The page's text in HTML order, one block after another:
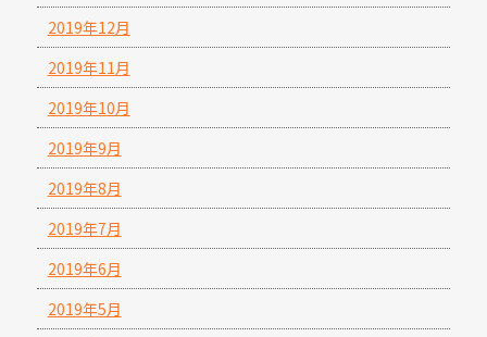
2019年12月
2019年11月
2019年10月
2019年9月
2019年8月
2019年7月
2019年6月
2019年5月